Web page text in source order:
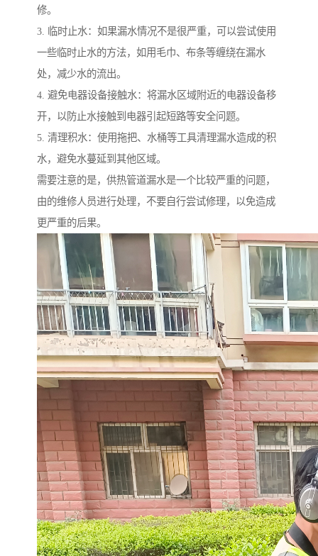
修。
3. 临时止水：如果漏水情况不是很严重，可以尝试使用
一些临时止水的方法，如用毛巾、布条等缠绕在漏水
处，减少水的流出。
4. 避免电器设备接触水：将漏水区域附近的电器设备移
开，以防止水接触到电器引起短路等安全问题。
5. 清理积水：使用拖把、水桶等工具清理漏水造成的积
水，避免水蔓延到其他区域。
需要注意的是，供热管道漏水是一个比较严重的问题，
由的维修人员进行处理，不要自行尝试修理，以免造成
更严重的后果。